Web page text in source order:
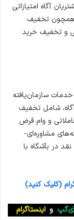
آگاه امتیازاتی
همچون تخفیف
و تخفیف خرید
خدمات سازمان‌یافته
شامل تخفیف
و وام قرض
مشاوره‌ای-
در بآشگاه با
(کلیک کنید)
و اینستاگرام